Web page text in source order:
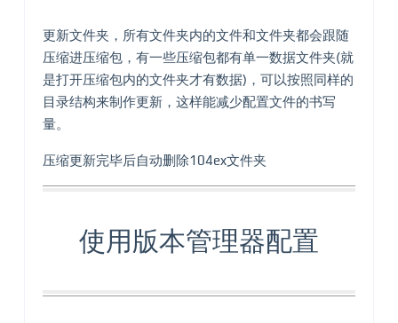
更新文件夹，所有文件夹内的文件和文件夹都会跟随
压缩进压缩包，有一些压缩包都有单一数据文件夹(就
是打开压缩包内的文件夹才有数据)，可以按照同样的
目录结构来制作更新，这样能减少配置文件的书写
量。
压缩更新完毕后自动删除104ex文件夹
使用版本管理器配置